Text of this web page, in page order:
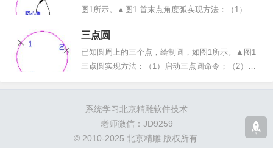
<起点圆心...
图1所示。▲图1 首末点角度弧实现方法：（1）启
动首末点角度弧命令；（2）输入圆弧起点和末点；
（3）输入圆弧圆心角。操作步骤：1、启动首末点
角度弧命令：选择导航工具栏中的<首末点角度弧
（如下...
三点圆
已知圆周上的三个点，绘制圆，如图1所示。▲图1
三点圆实现方法：（1）启动三点圆命令；（2）输
（如下图2）>按钮；▲图2...
系统学习北京精雕软件技术
老师微信：JD9259
© 2010-2025 北京精雕 版权所有.